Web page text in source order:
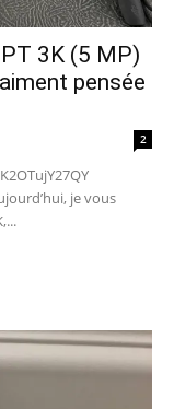
3K (5 MP)
pensée
2
je vous